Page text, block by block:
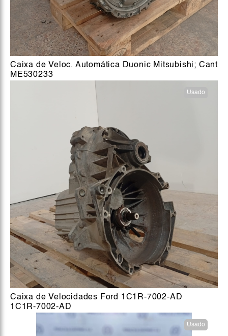
Caixa de Veloc. Automática Duonic Mitsubishi; Cant
ME530233
Usado
Caixa de Velocidades Ford 1C1R-7002-AD
1C1R-7002-AD
Usado